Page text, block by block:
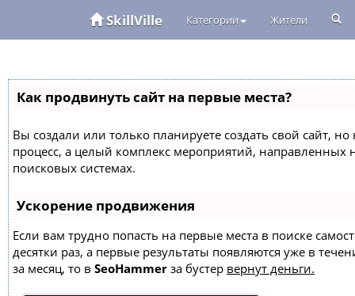
SkillVille Категории Жители
Как продвинуть сайт на первые места?
Вы создали или только планируете создать свой сайт,
процесс, а целый комплекс мероприятий,
поисковых системах.
Ускорение продвижения
Если вам трудно попасть на первые места в поиске
десятки раз, а первые результаты появляются уже в
за месяц, то в SeoHammer за бустер вернут деньги.